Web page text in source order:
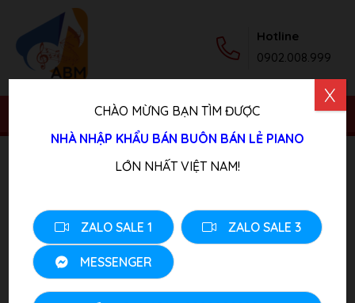
Hotline
0902.008.999
Trang chủ/ Sản phẩm/Piano Điện/ Đàn Piano Điện
CHÀO MỪNG BẠN TÌM ĐƯỢC
NHÀ NHẬP KHẨU BÁN BUÔN BÁN LẺ PIANO
LỚN NHẤT VIỆT NAM!
ZALO SALE 1 ZALO SALE 3
MESSENGER
X